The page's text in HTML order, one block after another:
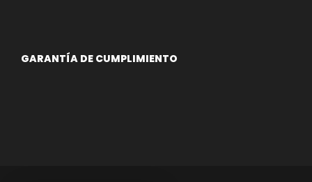
GARANTÍA DE CUMPLIMIENTO